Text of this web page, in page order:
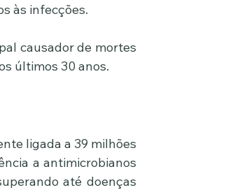
às infecções.
causador de mortes
últimos 30 anos.
ligada a 39 milhões
a antimicrobianos
até doenças